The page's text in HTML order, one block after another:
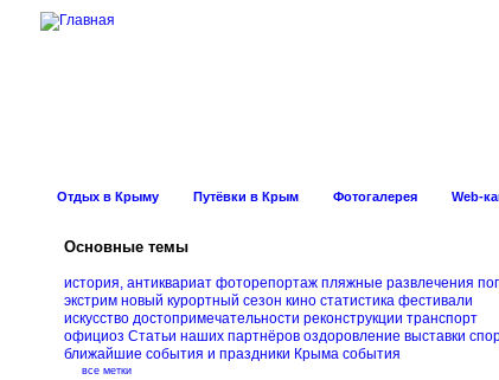
Отдых в Крыму Путёвки в Крым Фотогалерея Web-
Основные темы
история, антиквариат фоторепортаж пляжные развлечения
экстрим новый курортный сезон кино статистика фестивали
искусство достопримечательности реконструкции транспорт
официоз Статьи наших партнёров оздоровление выставки
ближайшие события и праздники Крыма события
все метки